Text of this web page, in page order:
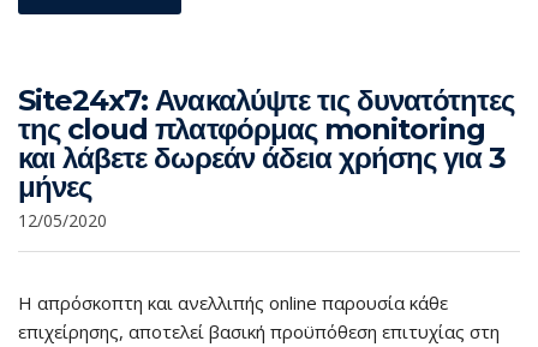
Site24x7: Ανακαλύψτε τις δυνατότητες
της cloud πλατφόρμας monitoring
και λάβετε δωρεάν άδεια χρήσης για 3
μήνες
12/05/2020
Η απρόσκοπτη και ανελλιπής online παρουσία κάθε
επιχείρησης, αποτελεί βασική προϋπόθεση επιτυχίας στη